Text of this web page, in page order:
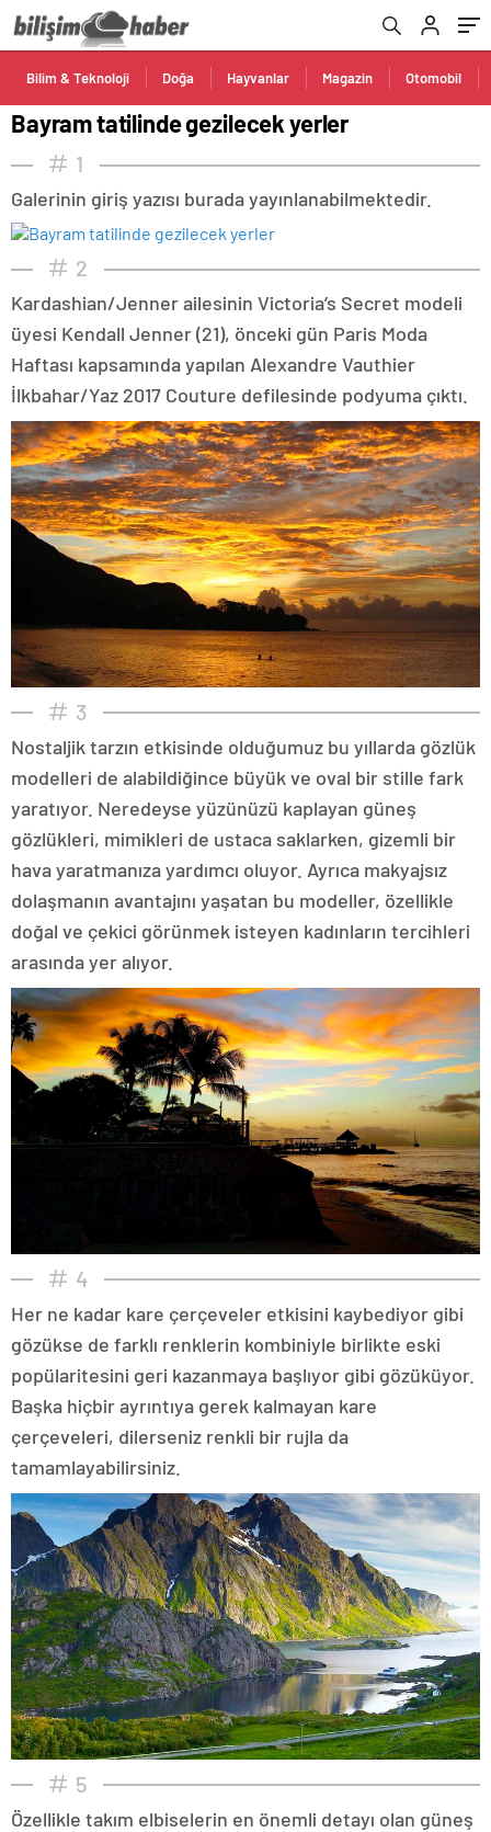
Bilim & Teknoloji Doğa Hayvanlar Magazin Otomobil
Bayram tatilinde gezilecek yerler
1
Galerinin giriş yazısı burada yayınlanabilmektedir.
2
Kardashian/Jenner ailesinin Victoria’s Secret modeli
üyesi Kendall Jenner (21), önceki gün Paris Moda
Haftası kapsamında yapılan Alexandre Vauthier
İlkbahar/Yaz 2017 Couture defilesinde podyuma çıktı.
3
Nostaljik tarzın etkisinde olduğumuz bu yıllarda gözlük
modelleri de alabildiğince büyük ve oval bir stille fark
yaratıyor. Neredeyse yüzünüzü kaplayan güneş
gözlükleri, mimikleri de ustaca saklarken, gizemli bir
hava yaratmanıza yardımcı oluyor. Ayrıca makyajsız
dolaşmanın avantajını yaşatan bu modeller, özellikle
doğal ve çekici görünmek isteyen kadınların tercihleri
arasında yer alıyor.
4
Her ne kadar kare çerçeveler etkisini kaybediyor gibi
gözükse de farklı renklerin kombiniyle birlikte eski
popülaritesini geri kazanmaya başlıyor gibi gözüküyor.
Başka hiçbir ayrıntıya gerek kalmayan kare
çerçeveleri, dilerseniz renkli bir rujla da
tamamlayabilirsiniz.
5
Özellikle takım elbiselerin en önemli detayı olan güneş